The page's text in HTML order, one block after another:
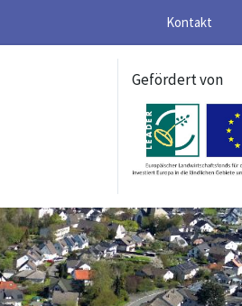
Kontakt
Gefördert von